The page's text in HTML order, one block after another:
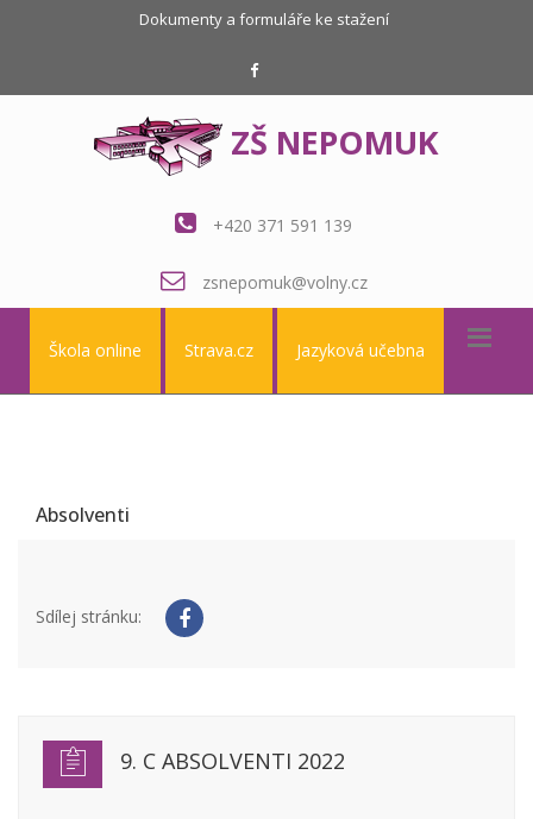
Dokumenty a formuláře ke stažení
ZŠ NEPOMUK
+420 371 591 139
zsnepomuk@volny.cz
Škola online Strava.cz Jazyková učebna
Absolventi
Sdílej stránku:
9. C ABSOLVENTI 2022